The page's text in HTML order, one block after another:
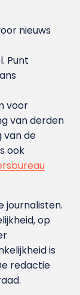
nieuws
Punt
voor
van derden
van de
ook
journalisten.
op
is
redactie